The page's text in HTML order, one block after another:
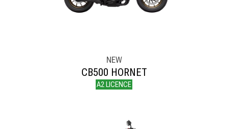
NEW
CB500 HORNET
A2 LICENCE